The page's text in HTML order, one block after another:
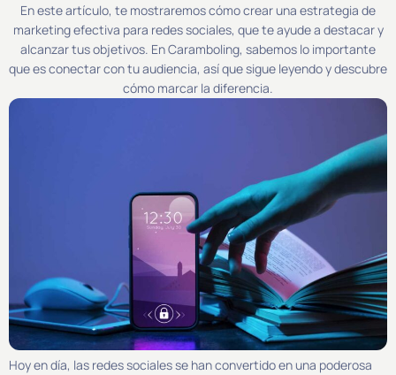
En este artículo, te mostraremos cómo crear una estrategia de
marketing efectiva para redes sociales, que te ayude a destacar y
alcanzar tus objetivos. En Caramboling, sabemos lo importante
que es conectar con tu audiencia, así que sigue leyendo y descubre
cómo marcar la diferencia.
Hoy en día, las redes sociales se han convertido en una poderosa